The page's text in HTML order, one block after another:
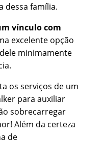
dessa família.
vínculo com
excelente opção
minimamente
os serviços de um
para auxiliar
sobrecarregar
Além da certeza
de